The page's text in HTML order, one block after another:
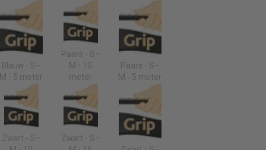
Blauw - S–
M - 5 meter
Paars - S–
M - 10
meter
Paars - S–
M - 5 meter
Zwart - S–
Zwart - S–